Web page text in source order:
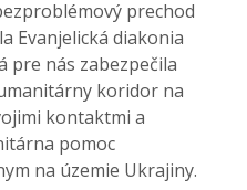
prechod
Evanjelická diakonia
pre nás zabezpečila
koridor na
kontaktmi a
pomoc
na územie Ukrajiny.